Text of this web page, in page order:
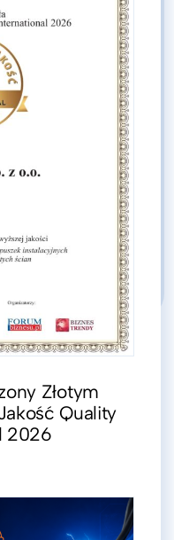
Złotym
Quality
2026